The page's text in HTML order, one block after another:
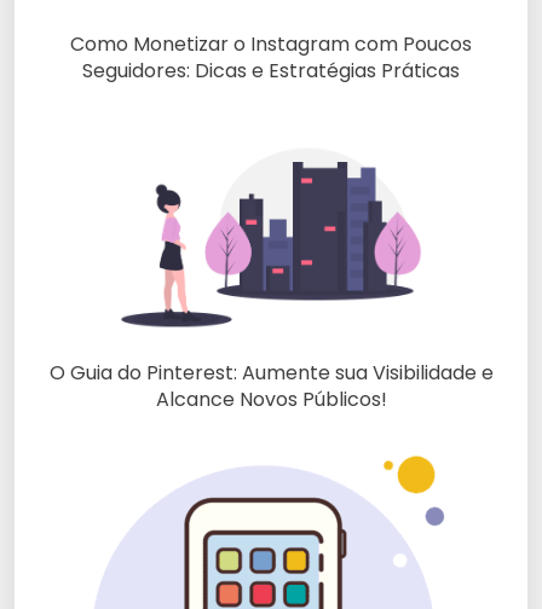
Como Monetizar o Instagram com Poucos
Seguidores: Dicas e Estratégias Práticas
O Guia do Pinterest: Aumente sua Visibilidade e
Alcance Novos Públicos!